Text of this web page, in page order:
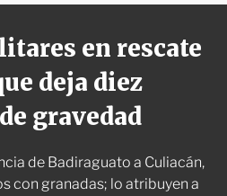
a
r
n
l
i
o
r
en rescate
deja diez
gravedad
de Badiraguato a Culiacán,
con granadas; lo atribuyen a